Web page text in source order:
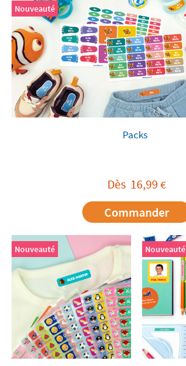
Nouveauté
Packs
Dès 16,99 €
Commander
Nouveauté Nouveauté